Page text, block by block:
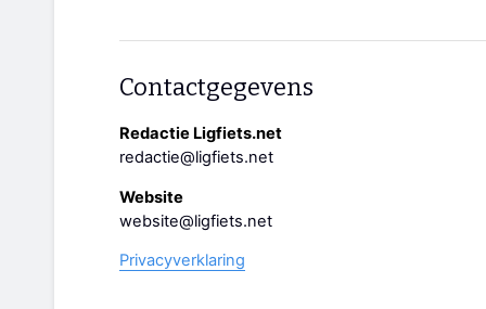
Contactgegevens
Redactie Ligfiets.net
redactie@ligfiets.net
Website
website@ligfiets.net
Privacyverklaring